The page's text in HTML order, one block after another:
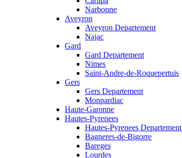
Narbonne
Aveyron
Aveyron Departement
Najac
Gard
Gard Departement
Nimes
Saint-Andre-de-Roquepertuis
Gers
Gers Departement
Monpardiac
Haute-Garonne
Hautes-Pyrenees
Hautes-Pyrenees Departement
Bagneres-de-Bigorre
Bareges
Lourdes